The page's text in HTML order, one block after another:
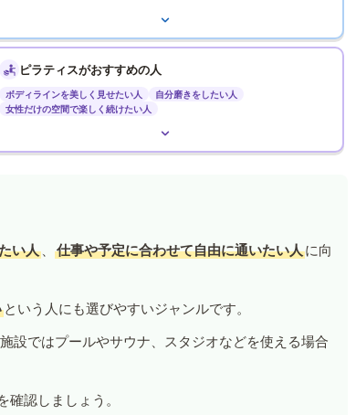
ピラティスがおすすめの人
ボディラインを美しく見せたい人
自分磨きをしたい人
女性だけの空間で楽しく続けたい人
い人 、 仕事や予定に合わせて自由に通いたい人に向
という人にも選びやすいジャンルです。
設ではプールやサウナ、スタジオなどを使える場合
認しましょう。